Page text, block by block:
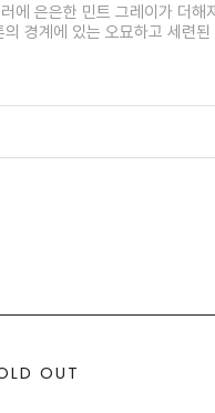
에 은은한 민트 그레이가 더해
경계에 있는 오묘하고 세련
OUT